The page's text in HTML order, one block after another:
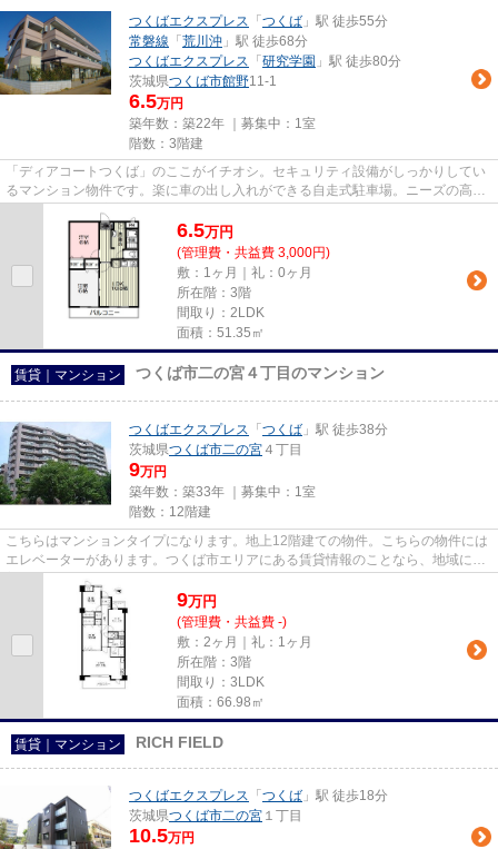
つくばエクスプレス 「 つくば 」駅 徒歩55分
常磐線 「 荒川沖 」駅 徒歩68分
つくばエクスプレス 「 研究学園 」駅 徒歩80分
茨城県つくば市館野11-1
6.5万円
築年数：築22年 ｜募集中： 1室
階数：3階建
「ディアコートつくば」のここがイチオシ。セキュリティ設備がしっかりしてい
るマンション物件です。楽に車の出し入れができる自走式駐車場。ニーズの高
い、陽当たり環境良好な物件で...
6.5万円
(管理費・共益費 3,000円)
敷：1ヶ月｜礼：0ヶ月
所在階：3階
間取り：2LDK
面積：51.35㎡
賃貸｜マンション つくば市二の宮４丁目のマンション
つくばエクスプレス 「 つくば 」駅 徒歩38分
茨城県つくば市二の宮 ４丁目
9万円
築年数：築33年 ｜募集中： 1室
階数：12階建
こちらはマンションタイプになります。地上12階建ての物件。こちらの物件には
エレベーターがあります。つくば市エリアにある賃貸情報のことなら、地域に密
着した当社へお任せ下さい。...
9万円
(管理費・共益費 -)
敷：2ヶ月｜礼：1ヶ月
所在階：3階
間取り：3LDK
面積：66.98㎡
賃貸｜マンション RICH FIELD
つくばエクスプレス 「 つくば 」駅 徒歩18分
茨城県つくば市二の宮 １丁目
10.5万円